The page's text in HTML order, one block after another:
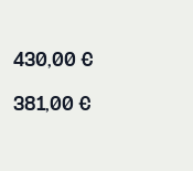
430,00 €
381,00 €